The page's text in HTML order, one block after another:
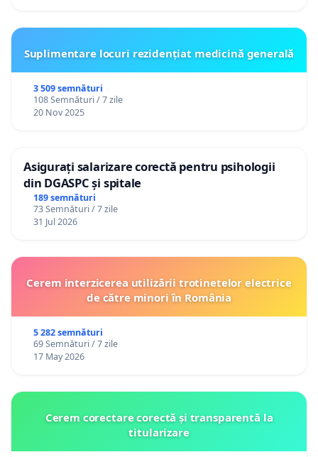
Suplimentare locuri rezidențiat medicină generală
3 509 semnături
108 Semnături / 7 zile
20 Nov 2025
Asigurați salarizare corectă pentru psihologii
din DGASPC și spitale
189 semnături
73 Semnături / 7 zile
31 Jul 2026
Cerem interzicerea utilizării trotinetelor electrice
de către minori în România
5 282 semnături
69 Semnături / 7 zile
17 May 2026
Cerem corectare corectă și transparentă la
titularizare